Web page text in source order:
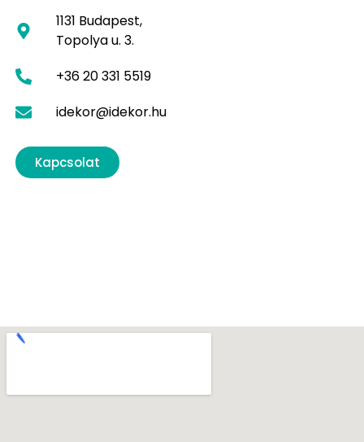
1131 Budapest,
Topolya u. 3.
+36 20 331 5519
idekor@idekor.hu
Kapcsolat